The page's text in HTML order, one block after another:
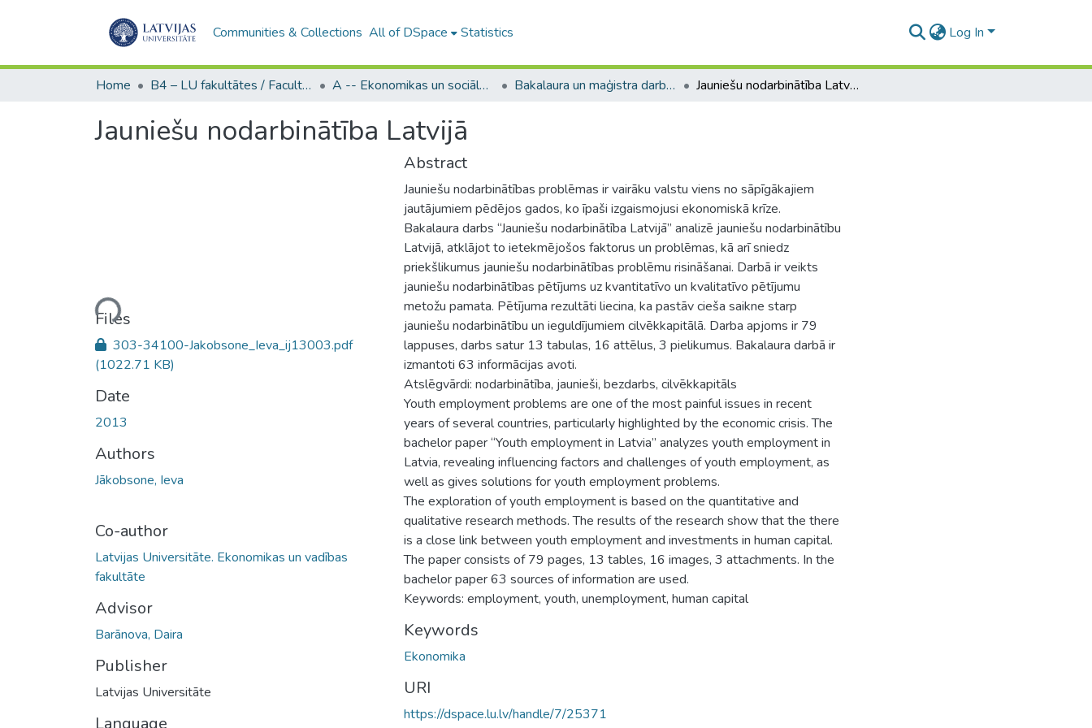
Communities & Collections All of DSpace Statistics Log In
Home B4 – LU fakultātes / Faculties of the UL A -- Ekonomikas un sociālo zinātņu fakultāte / Faculty of Economics and Social Sciences Bakalaura un maģistra darbi (ESZF) / Bachelor's and Master's theses Jauniešu nodarbinātība Latvijā
Jauniešu nodarbinātība Latvijā
Loading...
Files
303-34100-Jakobsone_Ieva_ij13003.pdf
(1022.71 KB)
Date
2013
Authors
Jākobsone, Ieva
Co-author
Latvijas Universitāte. Ekonomikas un vadības
fakultāte
Advisor
Barānova, Daira
Publisher
Latvijas Universitāte
Language
Abstract
Jauniešu nodarbinātības problēmas ir vairāku valstu viens no sāpīgākajiem
jautājumiem pēdējos gados, ko īpaši izgaismojusi ekonomiskā krīze.
Bakalaura darbs “Jauniešu nodarbinātība Latvijā” analizē jauniešu nodarbinātību
Latvijā, atklājot to ietekmējošos faktorus un problēmas, kā arī sniedz
priekšlikumus jauniešu nodarbinātības problēmu risināšanai. Darbā ir veikts
jauniešu nodarbinātības pētījums uz kvantitatīvo un kvalitatīvo pētījumu
metožu pamata. Pētījuma rezultāti liecina, ka pastāv cieša saikne starp
jauniešu nodarbinātību un ieguldījumiem cilvēkkapitālā. Darba apjoms ir 79
lappuses, darbs satur 13 tabulas, 16 attēlus, 3 pielikumus. Bakalaura darbā ir
izmantoti 63 informācijas avoti.
Atslēgvārdi: nodarbinātība, jaunieši, bezdarbs, cilvēkkapitāls
Youth employment problems are one of the most painful issues in recent
years of several countries, particularly highlighted by the economic crisis. The
bachelor paper “Youth employment in Latvia” analyzes youth employment in
Latvia, revealing influencing factors and challenges of youth employment, as
well as gives solutions for youth employment problems.
The exploration of youth employment is based on the quantitative and
qualitative research methods. The results of the research show that the there
is a close link between youth employment and investments in human capital.
The paper consists of 79 pages, 13 tables, 16 images, 3 attachments. In the
bachelor paper 63 sources of information are used.
Keywords: employment, youth, unemployment, human capital
Keywords
Ekonomika
URI
https://dspace.lu.lv/handle/7/25371